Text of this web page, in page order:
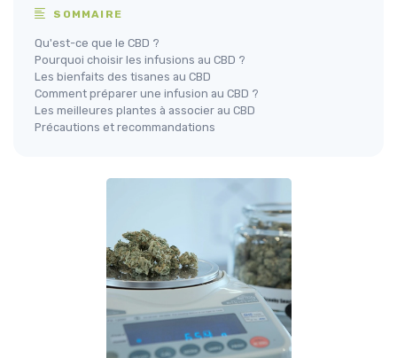
SOMMAIRE
Qu'est-ce que le CBD ?
Pourquoi choisir les infusions au CBD ?
Les bienfaits des tisanes au CBD
Comment préparer une infusion au CBD ?
Les meilleures plantes à associer au CBD
Précautions et recommandations